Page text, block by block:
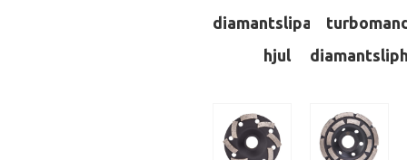
diamantslipande
hjul